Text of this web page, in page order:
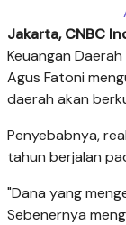
Jakarta, CNBC
Keuangan
Agus Fatoni
daerah akan
Penyebabnya,
tahun berjalan
"Dana yang
Sebenernya